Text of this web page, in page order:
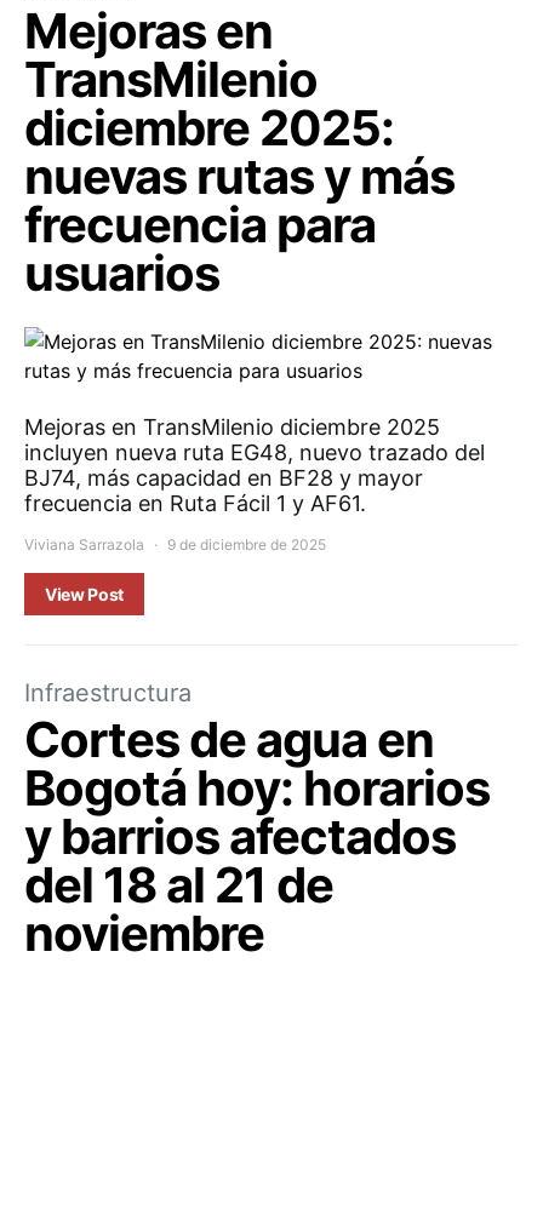
Mejoras en
TransMilenio
diciembre 2025:
nuevas rutas y más
frecuencia para
usuarios
Mejoras en TransMilenio diciembre 2025
incluyen nueva ruta EG48, nuevo trazado del
BJ74, más capacidad en BF28 y mayor
frecuencia en Ruta Fácil 1 y AF61.
Viviana Sarrazola 9 de diciembre de 2025
View Post
Infraestructura
Cortes de agua en
Bogotá hoy: horarios
y barrios afectados
del 18 al 21 de
noviembre